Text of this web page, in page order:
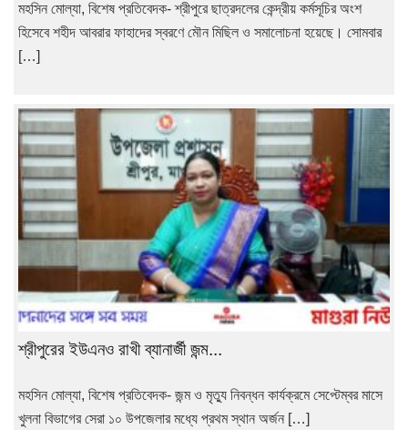
মহসিন মোল্যা, বিশেষ প্রতিবেদক- শ্রীপুরে ছাত্রদলের কেন্দ্রীয় কর্মসূচির অংশ
হিসেবে শহীদ আবরার ফাহাদের স্বরণে মৌন মিছিল ও সমালোচনা হয়েছে। সোমবার
[…]
শ্রীপুরের ইউএনও রাখী ব্যানার্জী জন্ম...
মহসিন মোল্যা, বিশেষ প্রতিবেদক- জন্ম ও মৃত্যু নিবন্ধন কার্যক্রমে সেপ্টেম্বর মাসে
খুলনা বিভাগের সেরা ১০ উপজেলার মধ্যে প্রথম স্থান অর্জন […]